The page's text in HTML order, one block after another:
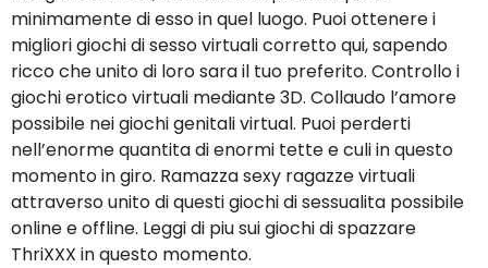
minimamente di esso in quel luogo. Puoi ottenere i
migliori giochi di sesso virtuali corretto qui, sapendo
ricco che unito di loro sara il tuo preferito. Controllo i
giochi erotico virtuali mediante 3D. Collaudo l’amore
possibile nei giochi genitali virtual. Puoi perderti
nell’enorme quantita di enormi tette e culi in questo
momento in giro. Ramazza sexy ragazze virtuali
attraverso unito di questi giochi di sessualita possibile
online e offline. Leggi di piu sui giochi di spazzare
ThriXXX in questo momento.